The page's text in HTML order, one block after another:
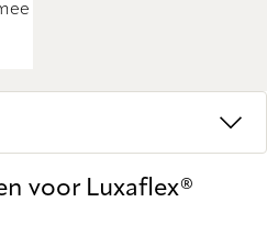
voor Luxaflex®